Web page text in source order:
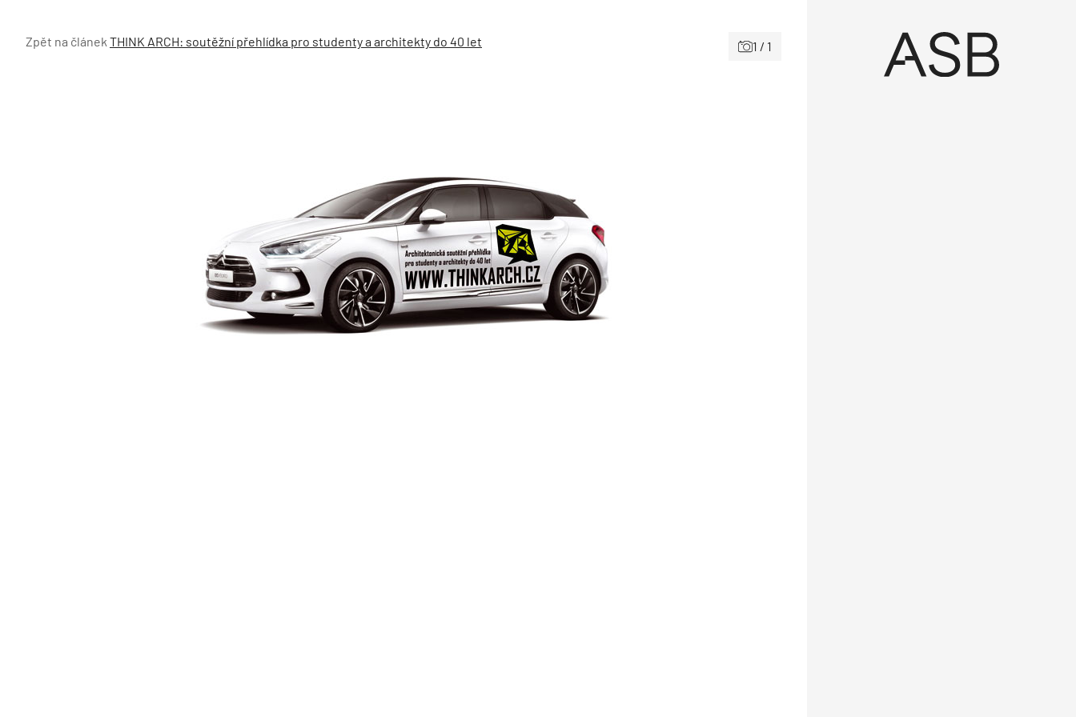
Zpět na článek THINK ARCH: soutěžní přehlídka pro studenty a architekty do 40 let 1 / 1